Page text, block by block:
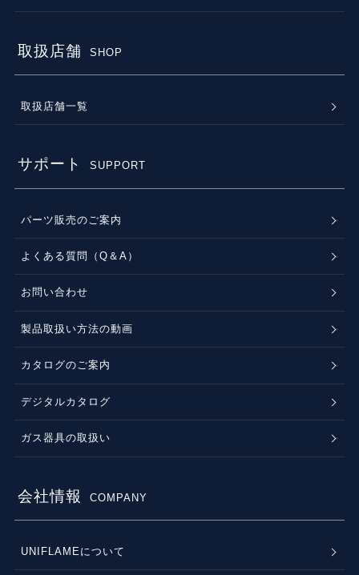
取扱店舗 SHOP
取扱店舗一覧
サポート SUPPORT
パーツ販売のご案内
よくある質問（Q＆A）
お問い合わせ
製品取扱い方法の動画
カタログのご案内
デジタルカタログ
ガス器具の取扱い
会社情報 COMPANY
UNIFLAMEについて